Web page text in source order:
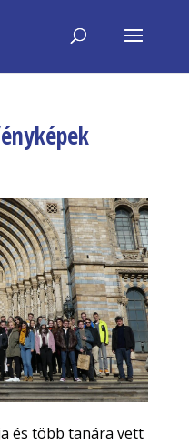
és több tanára vett